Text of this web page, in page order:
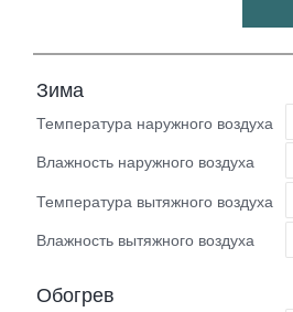
Зима
Температура наружного воздуха
Влажность наружного воздуха
Температура вытяжного воздуха
Влажность вытяжного воздуха
Обогрев